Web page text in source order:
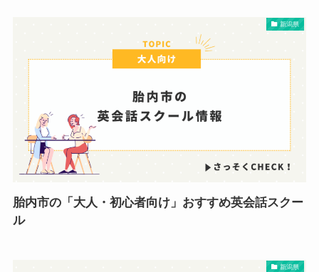
新潟県
胎内市の「大人・初心者向け」おすすめ英会話スクー
ル
新潟県